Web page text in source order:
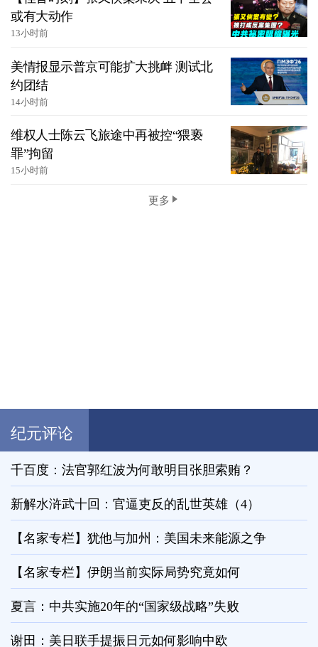
或有大动作
13小时前
美情报显示普京可能扩大挑衅 测试北
约团结
14小时前
维权人士陈云飞旅途中再被控“猥亵
罪”拘留
15小时前
更多
纪元评论
千百度：法官郭红波为何敢明目张胆索贿？
新解水浒武十回：官逼吏反的乱世英雄（4）
【名家专栏】犹他与加州：美国未来能源之争
【名家专栏】伊朗当前实际局势究竟如何
夏言：中共实施20年的“国家级战略”失败
谢田：美日联手提振日元如何影响中欧